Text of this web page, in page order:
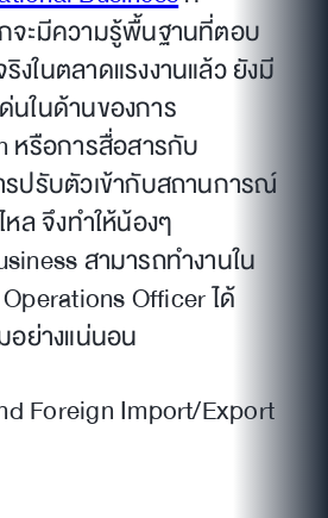
ะมีความรู้พื้นฐานที่ตอบ
งในตลาดแรงงานแล้ว ยังมี
นในด้านของการ
หรือการสื่อสารกับ
ปรับตัวเข้ากับสถานการณ์
ล จึงทำให้น้องๆ
สามารถทำงานใน
Officer ได้
อย่างแน่นอน
Foreign Import/Export